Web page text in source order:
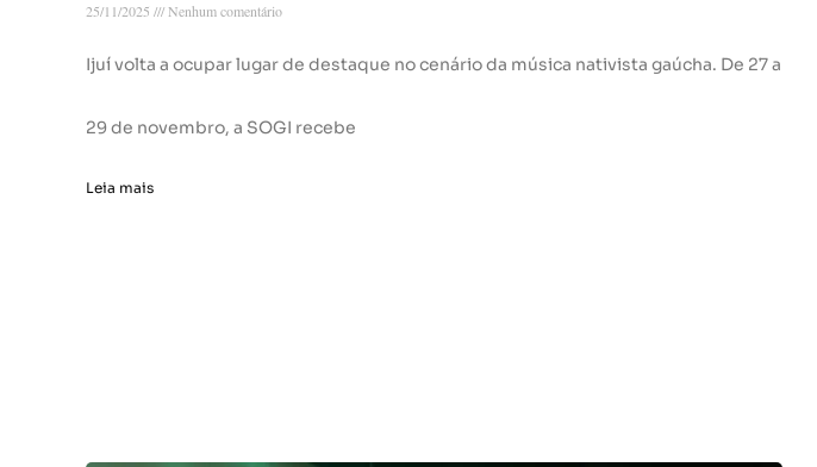
25/11/2025 Nenhum comentário
Ijuí volta a ocupar lugar de destaque no cenário da música nativista gaúcha. De 27 a
29 de novembro, a SOGI recebe
Leia mais